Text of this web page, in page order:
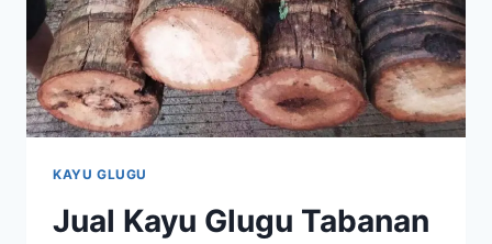
KAYU GLUGU
Jual Kayu Glugu Tabanan